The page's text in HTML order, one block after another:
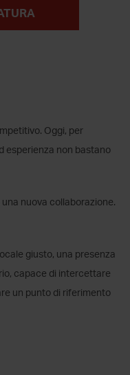
Oggi, per
esperienza non bastano
nuova collaborazione.
giusto, una presenza
capace di intercettare
un punto di riferimento